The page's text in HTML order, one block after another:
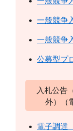
一般競争
一般競争
公募型プ
入札公告
外）（
電子調達